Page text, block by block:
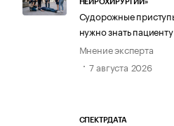
НЕЙРОХИРУРГИИ»
Судорожные
нужно знать пациенту
Мнение эксперта
7 августа 2026
СПЕКТРДАТА